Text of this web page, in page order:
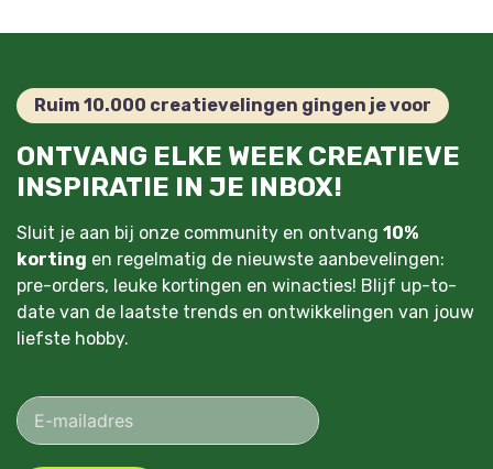
Ruim 10.000 creatievelingen gingen je voor
ONTVANG ELKE WEEK CREATIEVE
INSPIRATIE IN JE INBOX!
Sluit je aan bij onze community en ontvang 10%
korting en regelmatig de nieuwste aanbevelingen:
pre-orders, leuke kortingen en winacties! Blijf up-to-
date van de laatste trends en ontwikkelingen van jouw
liefste hobby.